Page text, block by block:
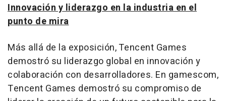
Innovación y liderazgo en la industria en el
punto de mira
Más allá de la exposición,Tencent Games
demostró su liderazgo global en innovación y
colaboración con desarrolladores. En gamescom,
Tencent Games demostró su compromiso de